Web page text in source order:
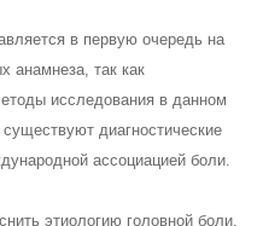
в первую очередь на
анамнеза, так как
исследования в данном
диагностические
ассоциацией боли.
этиологию головной боли.